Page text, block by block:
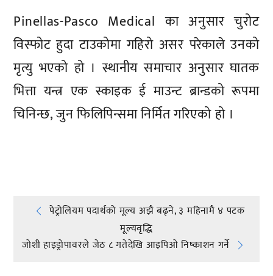
Pinellas-Pasco Medical का अनुसार चुरोट
विस्फोट हुदा टाउकोमा गहिरो असर परेकाले उनको
मृत्यु भएको हो । स्थानीय समाचार अनुसार घातक
भित्ता यन्त्र एक स्काइक ई माउन्ट ब्रान्डको रूपमा
चिनिन्छ, जुन फिलिपिन्समा निर्मित गरिएको हो ।
Post
navigation
पेट्रोलियम पदार्थको मूल्य अझै बढ्ने, ३ महिनामै ४ पटक
मूल्यवृद्धि
जोशी हाइड्रोपावरले जेठ ८ गतेदेखि आइपिओ निष्काशन गर्ने